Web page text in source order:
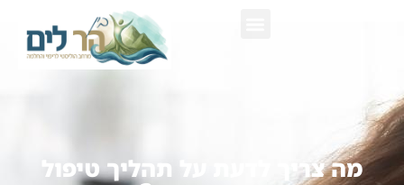
‏מה צריך לדעת על תהליך טיפול